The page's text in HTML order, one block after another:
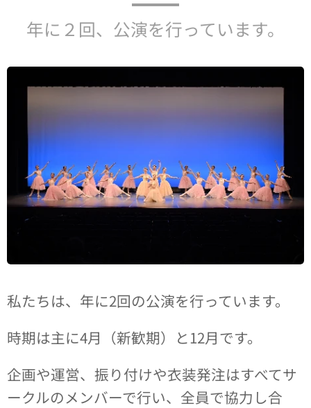
年に２回、公演を行っています。
私たちは、年に2回の公演を行っています。
時期は主に4月（新歓期）と12月です。
企画や運営、振り付けや衣装発注はすべてサ
ークルのメンバーで行い、全員で協力し合